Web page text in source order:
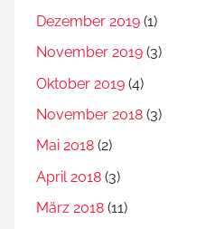
Dezember 2019 (1)
November 2019 (3)
Oktober 2019 (4)
November 2018 (3)
Mai 2018 (2)
April 2018 (3)
März 2018 (11)